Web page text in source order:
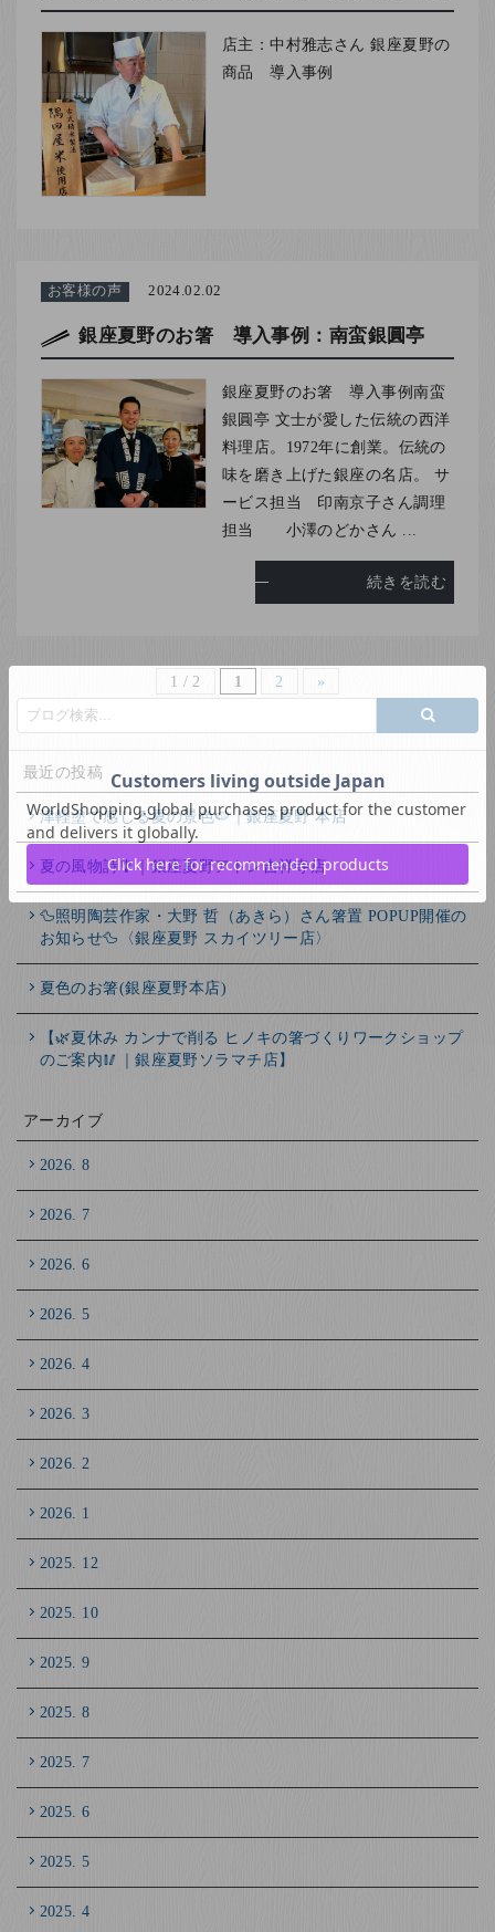
店主：中村雅志さん 銀座夏野の
商品 導入事例
お客様の声 2024.02.02
銀座夏野のお箸 導入事例：南蛮銀圓亭
銀座夏野のお箸 導入事例南蛮
銀圓亭 文士が愛した伝統の西洋
料理店。1972年に創業。伝統の
味を磨き上げた銀座の名店。 サ
ービス担当 印南京子さん調理
担当 小澤のどかさん ...
続きを読む
1 / 2 1 2 »
最近の投稿
津軽塗で感じる夏の景色🍉｜銀座夏野 本店
夏の風物詩🎐｜銀座夏野アトレ吉祥寺店
🦆照明陶芸作家・大野 哲（あきら）さん箸置 POPUP開催の
お知らせ🦆〈銀座夏野 スカイツリー店〉
夏色のお箸(銀座夏野本店)
【🌿夏休み カンナで削る ヒノキの箸づくりワークショップ
のご案内🥢｜銀座夏野ソラマチ店】
アーカイブ
2026. 8
2026. 7
2026. 6
2026. 5
2026. 4
2026. 3
2026. 2
2026. 1
2025. 12
2025. 10
2025. 9
2025. 8
2025. 7
2025. 6
2025. 5
2025. 4